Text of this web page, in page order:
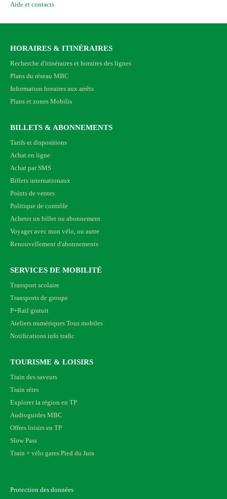
Aide et contacts
HORAIRES & ITINÉRAIRES
Recherche d'itinéraires et horaires des lignes
Plans du réseau MBC
Information horaires aux arrêts
Plans et zones Mobilis
BILLETS & ABONNEMENTS
Tarifs et dispositions
Achat en ligne
Achat par SMS
Billets internationaux
Points de ventes
Politique de contrôle
Acheter un billet ou abonnement
Voyager avec mon vélo, ou autre
Renouvellement d'abonnements
SERVICES DE MOBILITÉ
Transport scolaire
Transports de groupe
P+Rail gratuit
Ateliers numériques Tous mobiles
Notifications info trafic
TOURISME & LOISIRS
Train des saveurs
Train rétro
Explorer la région en TP
Audioguides MBC
Offres loisirs en TP
Slow Pass
Train + vélo gares Pied du Jura
Protection des données